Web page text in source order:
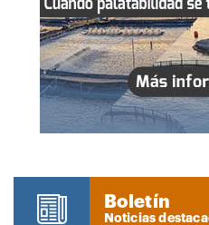
Boletín
Noticias